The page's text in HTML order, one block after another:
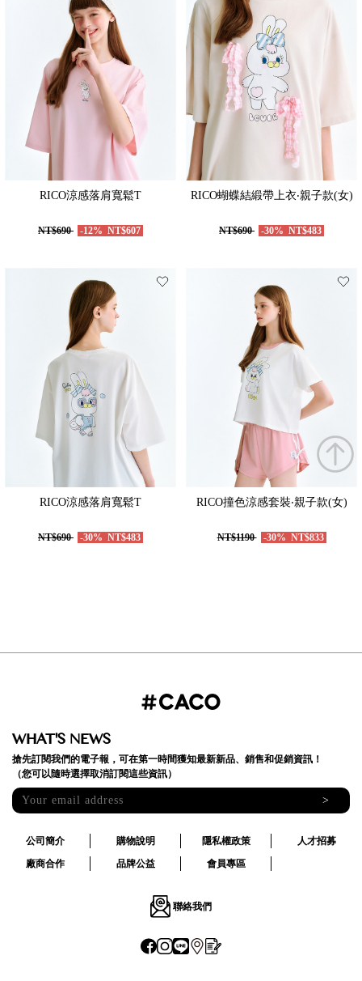
RICO涼感落肩寬鬆T
NT$690 -12% NT$607
RICO蝴蝶結緞帶上衣‧親子款(女)
NT$690 -30% NT$483
RICO涼感落肩寬鬆T
NT$690 -30% NT$483
RICO撞色涼感套裝‧親子款(女)
NT$1190 -30% NT$833
WHAT'S NEWS
搶先訂閱我們的電子報，可在第一時間獲知最新新品、銷售和促銷資訊！
（您可以隨時選擇取消訂閱這些資訊）
>
公司簡介 購物說明 隱私權政策
人才招募
廠商合作
品牌公益 會員專區
聯絡我們